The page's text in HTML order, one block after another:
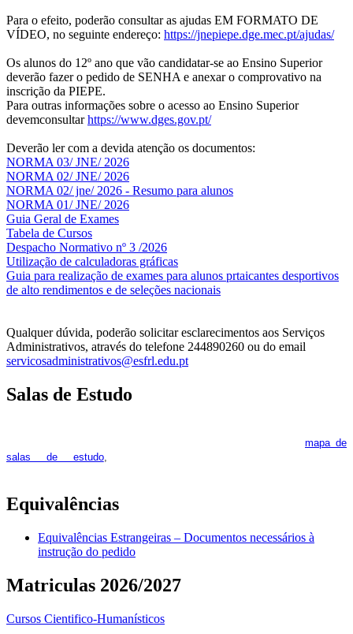
Para o efeito, poderão consultar as ajudas EM FORMATO DE
VÍDEO, no seguinte endereço: https://jnepiepe.dge.mec.pt/ajudas/
Os alunos do 12º ano que vão candidatar-se ao Ensino Superior
deverão fazer o pedido de SENHA e anexar o comprovativo na
inscrição da PIEPE.
Para outras informações sobre o acesso ao Ensino Superior
devemconsultarhttps://www.dges.gov.pt/
Deverão ler com a devida atenção os documentos:
NORMA 03/ JNE/ 2026
NORMA 02/ JNE/ 2026
NORMA 02/ jne/ 2026 - Resumo para alunos
NORMA 01/ JNE/ 2026
Guia Geral de Exames
Tabela de Cursos
Despacho Normativo nº 3 /2026
Utilização de calculadoras gráficas
Guia para realização de exames para alunos prtaicantes desportivos
de alto rendimentos e de seleções nacionais
Qualquer dúvida, poderão solicitar esclarecimentos aos Serviços
Administrativos, através do telefone 244890260 ou do email
servicosadministrativos@esfrl.edu.pt
Salas de Estudo
mapa de
salas de estudo,
Equivalências
Equivalências Estrangeiras – Documentos necessários à
instrução do pedido
Matriculas 2026/2027
Cursos Cientifico-Humanísticos